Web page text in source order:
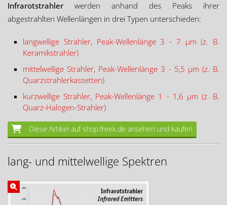
Infrarotstrahler werden anhand des Peaks ihrer
abgestrahlten Wellenlängen in drei Typen unterschieden:
langwellige Strahler, Peak-Wellenlänge 3 - 7 µm (z. B.
Keramikstrahler)
mittelwellige Strahler, Peak-Wellenlänge 3 - 5,5 µm (z. B.
Quarzstrahlerkassetten)
kurzwellige Strahler, Peak-Wellenlänge 1 - 1,6 µm (z. B.
Quarz-Halogen-Strahler)
Diese Artikel auf shop.freek.de ansehen und kaufen
lang- und mittelwellige Spektren